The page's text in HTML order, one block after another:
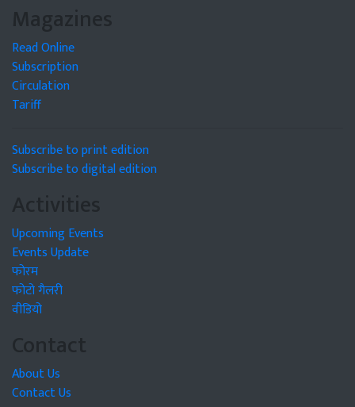
Magazines
Read Online
Subscription
Circulation
Tariff
Subscribe to print edition
Subscribe to digital edition
Activities
Upcoming Events
Events Update
फोरम
फोटो गैलरी
वीडियो
Contact
About Us
Contact Us